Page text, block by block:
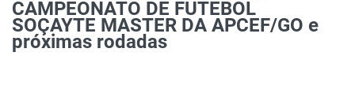
CAMPEONATO DE FUTEBOL
SOÇAYTE MASTER DA APCEF/GO e
próximas rodadas